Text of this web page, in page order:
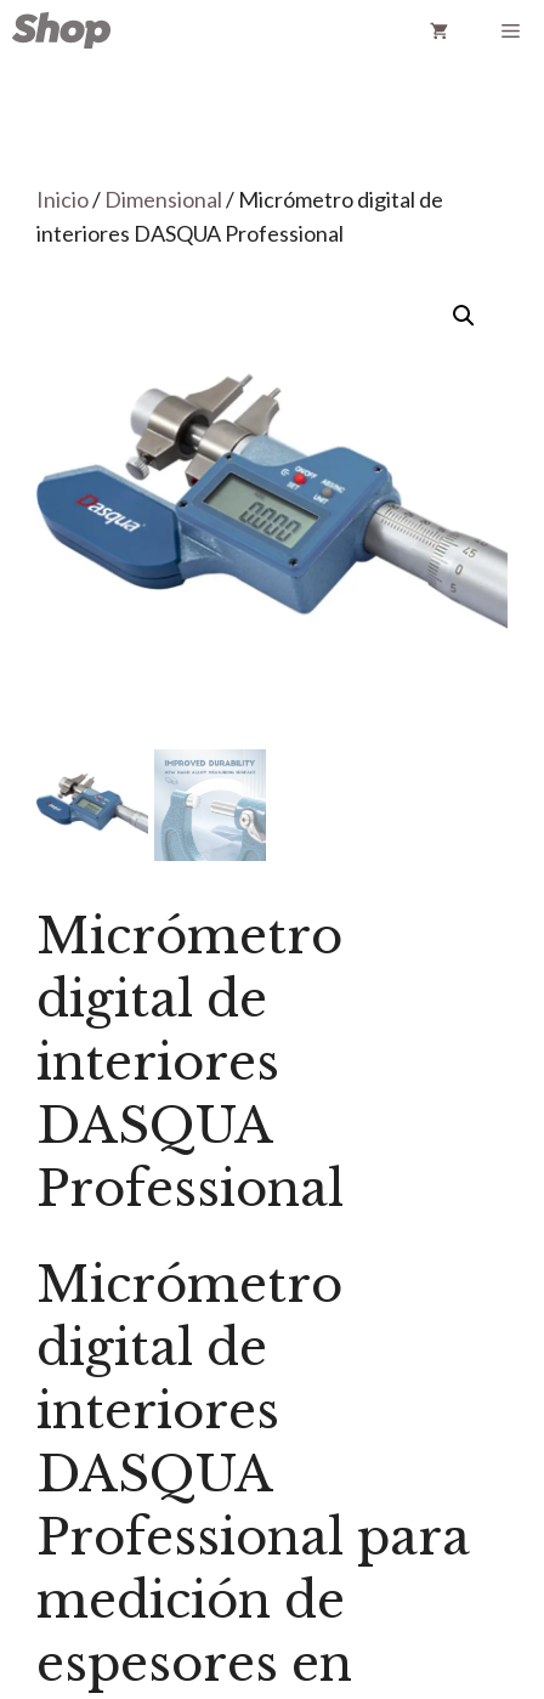
Saltar
Inicio/ Dimensional/ Micrómetro digital de
interiores DASQUA Professional
Micrómetro
digital de
interiores
DASQUA
Professional
Micrómetro
digital de
interiores
DASQUA
Professional para
medición de
espesores en